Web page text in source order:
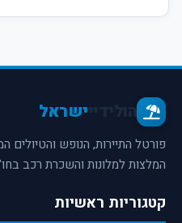
ישראל
פורטל התיירות, הנופש והטיולים
המלצות למלונות והשכרת רכב
קטגוריות ראשיות